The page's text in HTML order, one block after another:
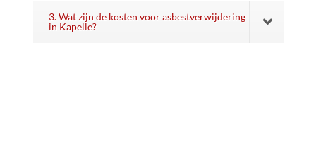
3. Wat zijn de kosten voor asbestverwijdering
in Kapelle?